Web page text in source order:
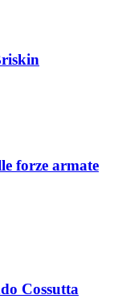
forze armate
Cossutta